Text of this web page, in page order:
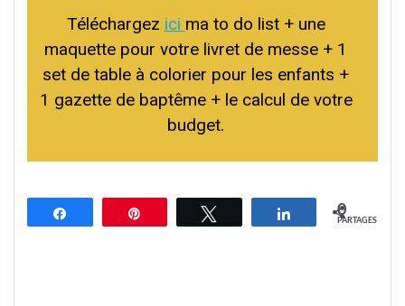
Téléchargez ici ma to do list + une
maquette pour votre livret de messe + 1
set de table à colorier pour les enfants +
1 gazette de baptême + le calcul de votre
budget.
Partagez
0
PARTAGES